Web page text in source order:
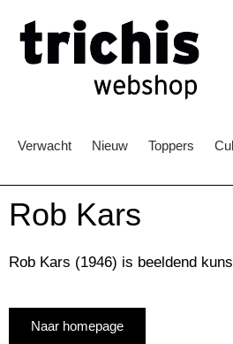
Verwacht Nieuw Toppers
Rob Kars
Rob Kars (1946) is beeldend
Naar homepage